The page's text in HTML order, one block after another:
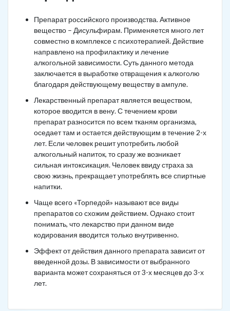
Препарат российского производства. Активное
вещество – Дисульфирам. Применяется много лет
совместно в комплексе с психотерапией. Действие
направлено на профилактику и лечение
алкогольной зависимости. Суть данного метода
заключается в выработке отвращения к алкоголю
благодаря действующему веществу в ампуле.
Лекарственный препарат является веществом,
которое вводится в вену. С течением крови
препарат разносится по всем тканям организма,
оседает там и остается действующим в течение 2-х
лет. Если человек решит употребить любой
алкогольный напиток, то сразу же возникает
сильная интоксикация. Человек ввиду страха за
свою жизнь, прекращает употреблять все спиртные
напитки.
Чаще всего «Торпедой» называют все виды
препаратов со схожим действием. Однако стоит
понимать, что лекарство при данном виде
кодирования вводится только внутривенно.
Эффект от действия данного препарата зависит от
введенной дозы. В зависимости от выбранного
варианта может сохраняться от 3-х месяцев до 3-х
лет.